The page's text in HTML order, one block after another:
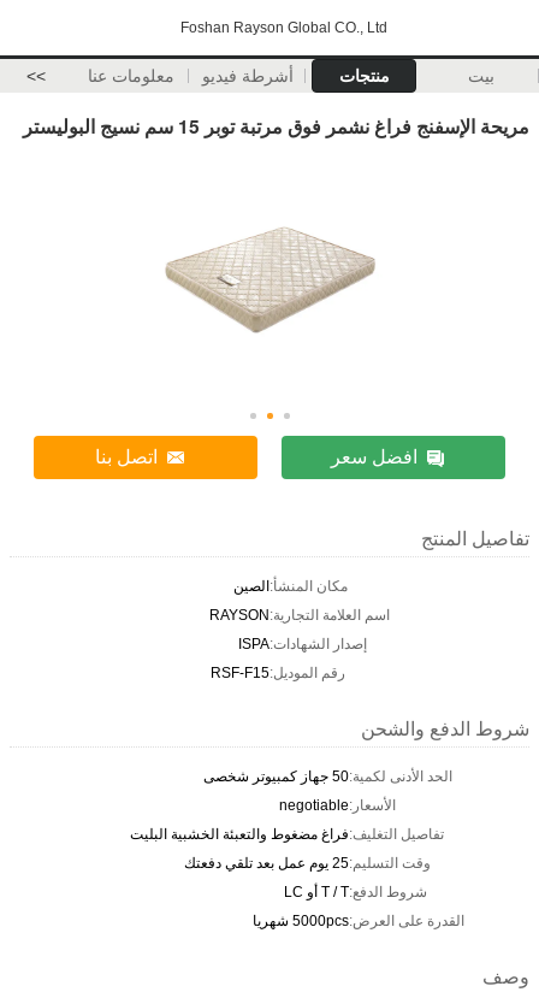
Foshan Rayson Global CO., Ltd
بيت منتجات أشرطة فيديو معلومات عنا >>
مريحة الإسفنج فراغ نشمر فوق مرتبة توبر 15 سم نسيج البوليستر
افضل سعر اتصل بنا
تفاصيل المنتج
مكان المنشأ:الصين
اسم العلامة التجارية:RAYSON
إصدار الشهادات:ISPA
رقم الموديل:RSF-F15
شروط الدفع والشحن
الحد الأدنى لكمية:50 جهاز كمبيوتر شخصى
الأسعار:negotiable
تفاصيل التغليف:فراغ مضغوط والتعبئة الخشبية البليت
وقت التسليم:25 يوم عمل بعد تلقي دفعتك
شروط الدفع:T / T أو LC
القدرة على العرض:5000pcs شهريا
وصف